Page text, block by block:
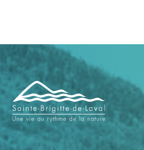
Navigation
de
pied
de
page